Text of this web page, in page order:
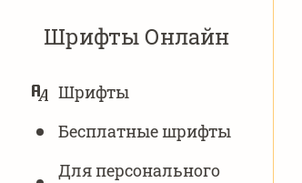
Шрифты Онлайн
НАВИГАЦИЯ
Шрифты
Бесплатные шрифты
Для персонального